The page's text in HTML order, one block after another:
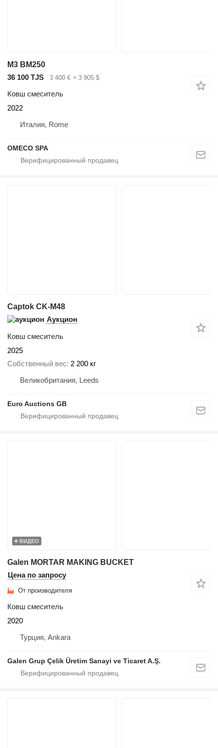
M3 BM250
36 100 TJS
3 400 € ≈ 3 905 $
Ковш смеситель
2022
Италия, Rome
OMECO SPA
Captok CK-M48
Аукцион
Ковш смеситель
2025
Собственный вес 2 200 кг
Великобритания, Leeds
Euro Auctions GB
ВИДЕО
Galen MORTAR MAKING BUCKET
Цена по запросу
От производителя
Ковш смеситель
2020
Турция, Ankara
Galen Grup Çelik Üretim Sanayi ve Ticaret A.Ş.